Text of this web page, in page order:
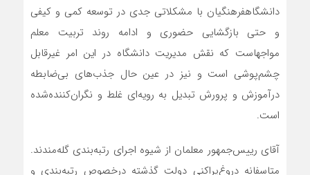
دانشگاهفرهنگیان با مشکلاتی جدی در توسعه کمی و کیفی
و حتی بازگشایی حضوری و ادامه روند تربیت
معلم
مواجهاست که نقش مدیریت دانشگاه در این امر غیرقابل
چشم‌پوشی است و نیز در عین حال جذب‌های بی‌ضابطه
درآموزش و پرورش تبدیل به رویه‌ای غلط و نگران‌کننده‌شده
است.
آقای رییس‌جمهور معلمان از شیوه اجرای رتبه‌بندی گله‌مندند‌.
متاسفانه دروغ‌پراکنی دولت گذشته درخصوص رتبه‌بندی و